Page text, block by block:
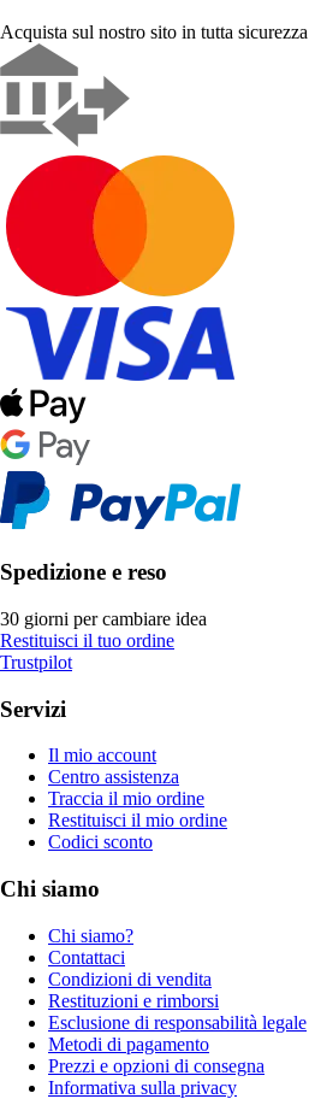
Acquista sul nostro sito in tutta sicurezza
Spedizione e reso
30 giorni per cambiare idea
Restituisci il tuo ordine
Trustpilot
Servizi
Il mio account
Centro assistenza
Traccia il mio ordine
Restituisci il mio ordine
Codici sconto
Chi siamo
Chi siamo?
Contattaci
Condizioni di vendita
Restituzioni e rimborsi
Esclusione di responsabilità legale
Metodi di pagamento
Prezzi e opzioni di consegna
Informativa sulla privacy